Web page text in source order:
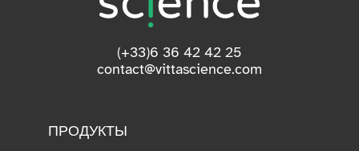
(+33)6 36 42 42 25
contact@vittascience.com
ПРОДУКТЫ